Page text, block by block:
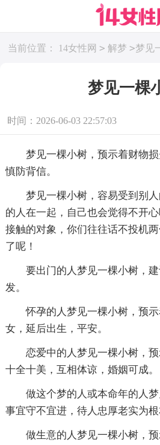
当前位置： 14女性网 > 解梦 >梦见
梦见一棵
时间：2026-06-03 22:57:03
梦见一棵小树，预示着财物损
慎防背信。
梦见一棵小树，容易受到别人
的人在一起，自己也会觉得不开
接触的对象，你们往往话不投机
了呢！
要出门的人梦见一棵小树，建
发。
怀孕的人梦见一棵小树，预示
女，延后出生，平安。
恋爱中的人梦见一棵小树，预
十全十美，互相体谅，婚姻可成。
做这个梦的人或本命年的人梦
事宜守不宜进，待人忠厚老实为根
做生意的人梦见一棵小树，预